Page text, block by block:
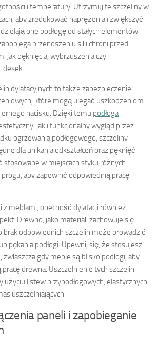
i temperatury. Utrzymuj te szczeliny w
aby zredukować naprężenia i zwiększyć
one podłogę od stałych elementów
przenoszeniu sił i chroni przed
jak pęknięcia, wybrzuszenia czy
desek.
dylatacyjnych to także zabezpieczenie
które mogą ulegać uszkodzeniom
nacisku. Dzięki temu podłoga
jak i funkcjonalny wygląd przez
ogrzewania podłogowego, szczeliny
dla unikania odkształceń oraz pęknięć
stosowane w miejscach styku różnych
aby zapewnić odpowiednią pracę
z meblami, obecność dylatacji również
Drewno, jako materiał, zachowuje się
brak odpowiednich szczelin może prowadzić
pękania podłogi. Upewnij się, że stosujesz
gdy meble są blisko podłogi, aby
drewna. Uszczelnienie tych szczelin
użyciu listew przypodłogowych, elastycznych
uszczelniających.
paneli i zapobieganie